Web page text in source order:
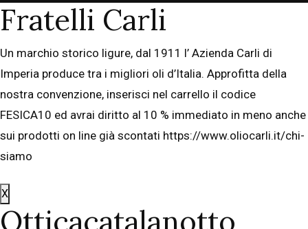
Fratelli Carli
Un marchio storico ligure, dal 1911 l’ Azienda Carli di
Imperia produce tra i migliori oli d’Italia. Approfitta della
nostra convenzione, inserisci nel carrello il codice
FESICA10 ed avrai diritto al 10 % immediato in meno anche
sui prodotti on line già scontati https://www.oliocarli.it/chi-
siamo
X
Otticacatalanotto